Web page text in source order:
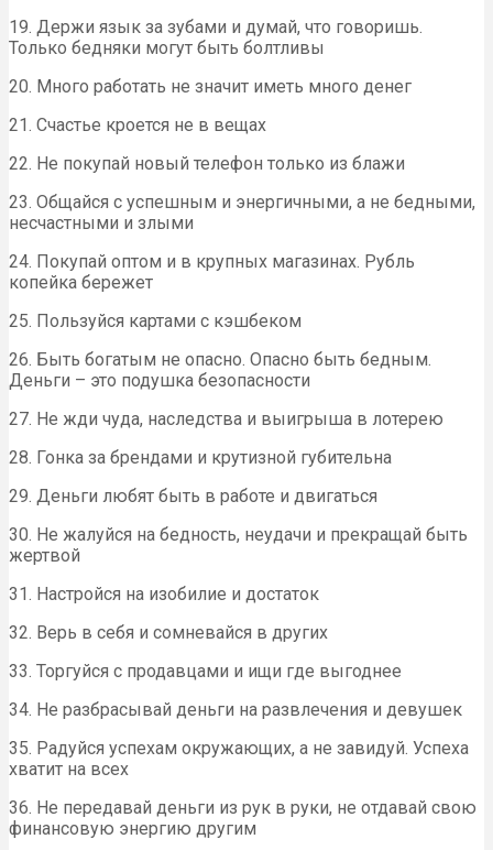
19. Держи язык за зубами и думай, что говоришь.
Только бедняки могут быть болтливы
20. Много работать не значит иметь много денег
21. Счастье кроется не в вещах
22. Не покупай новый телефон только из блажи
23. Общайся с успешным и энергичными, а не бедными,
несчастными и злыми
24. Покупай оптом и в крупных магазинах. Рубль
копейка бережет
25. Пользуйся картами с кэшбеком
26. Быть богатым не опасно. Опасно быть бедным.
Деньги – это подушка безопасности
27. Не жди чуда, наследства и выигрыша в лотерею
28. Гонка за брендами и крутизной губительна
29. Деньги любят быть в работе и двигаться
30. Не жалуйся на бедность, неудачи и прекращай быть
жертвой
31. Настройся на изобилие и достаток
32. Верь в себя и сомневайся в других
33. Торгуйся с продавцами и ищи где выгоднее
34. Не разбрасывай деньги на развлечения и девушек
35. Радуйся успехам окружающих, а не завидуй. Успеха
хватит на всех
36. Не передавай деньги из рук в руки, не отдавай свою
финансовую энергию другим